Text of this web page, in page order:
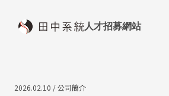
人才招募網站
2026.02.10 / 公司簡介